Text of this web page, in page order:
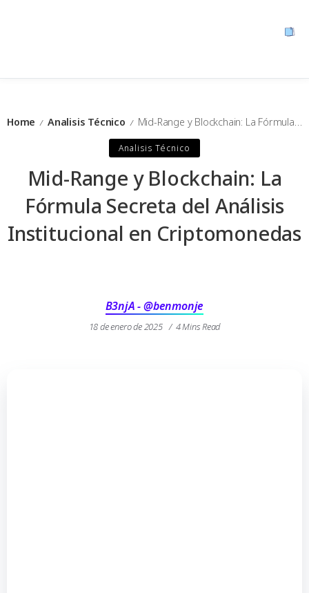
Home / Analisis Técnico / Mid-Range y Blockchain: La Fórmula Secreta del Análisis Institucional en Criptomonedas
Analisis Técnico
Mid-Range y Blockchain: La
Fórmula Secreta del Análisis
Institucional en Criptomonedas
B3njA - @benmonje
18 de enero de 2025 4 Mins Read